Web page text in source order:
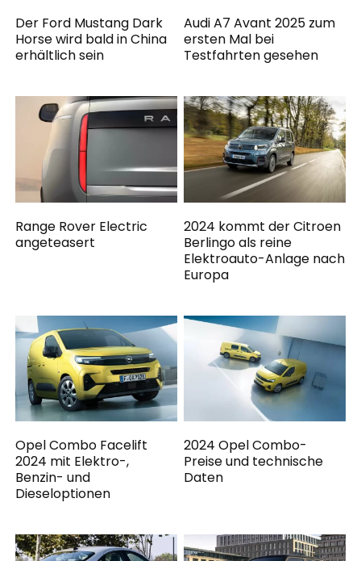
Der Ford Mustang Dark
Horse wird bald in China
erhältlich sein
Audi A7 Avant 2025 zum
ersten Mal bei
Testfahrten gesehen
Range Rover Electric
angeteasert
2024 kommt der Citroen
Berlingo als reine
Elektroauto-Anlage nach
Europa
Opel Combo Facelift
2024 mit Elektro-,
Benzin- und
Dieseloptionen
2024 Opel Combo-
Preise und technische
Daten